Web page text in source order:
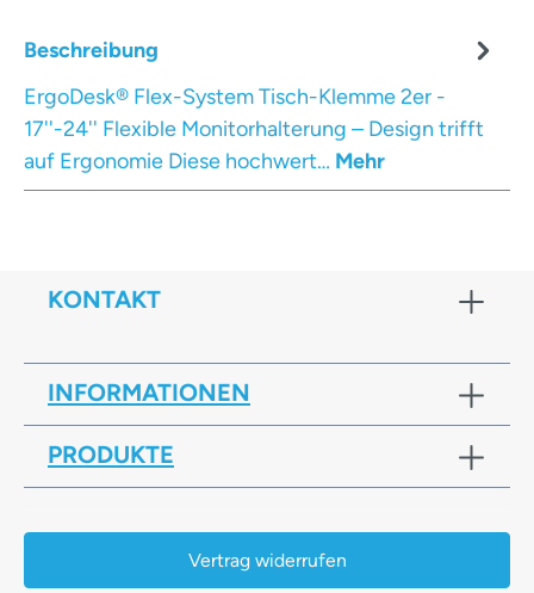
Beschreibung
ErgoDesk® Flex-System Tisch-Klemme 2er -
17''-24'' Flexible Monitorhalterung – Design trifft
auf Ergonomie Diese hochwert… Mehr
KONTAKT
INFORMATIONEN
PRODUKTE
Vertrag widerrufen